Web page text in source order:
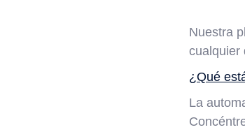
Nuestra
cualquier
¿Qué
La